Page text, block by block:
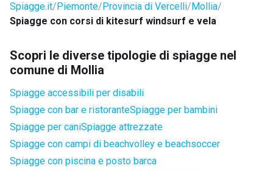
Spiagge.it Piemonte Provincia di Vercelli Mollia
Spiagge con corsi di kitesurf windsurf e vela
Scopri le diverse tipologie di spiagge nel
comune di Mollia
Spiagge accessibili per disabili
Spiagge con bar e ristoranteSpiagge per bambini
Spiagge per caniSpiagge attrezzate
Spiagge con campi di beachvolley e beachsoccer
Spiagge con piscina e posto barca